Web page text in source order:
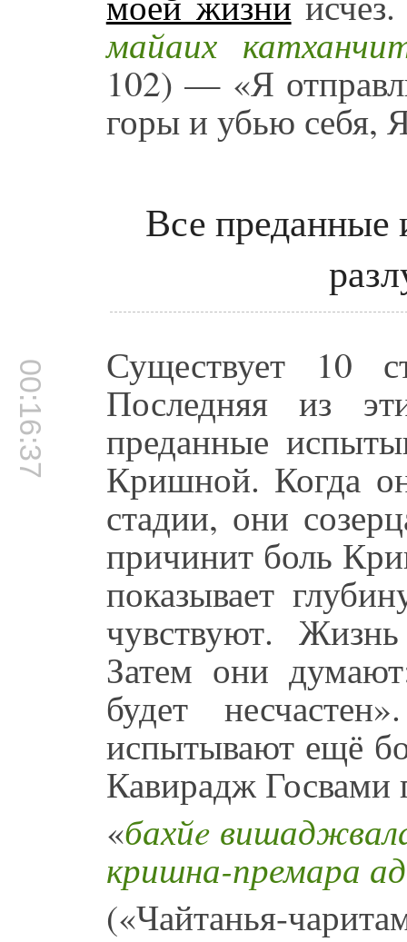
майаих
102) — «Я
горы и убью себя,
Все
00:16:37 Существует 10
Последняя из
преданные
Кришной. Когда
стадии, они
причинит боль
показывает
чувствуют.
Затем они
будет
испытывают ещё
Кавирадж Госвами
«бахйe
кришна-премара
(«Чайтанья-